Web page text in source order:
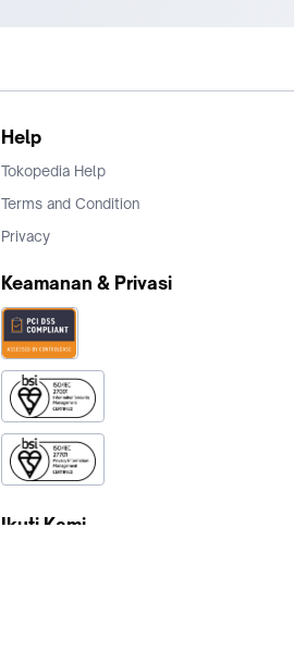
Help
Tokopedia Help
Terms and Condition
Privacy
Keamanan & Privasi
Ikuti Kami